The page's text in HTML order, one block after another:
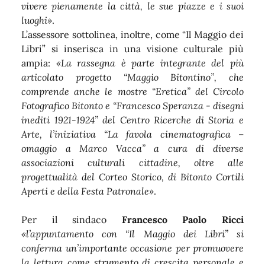
vivere pienamente la città, le sue piazze e i suoi
luoghi».
L’assessore sottolinea, inoltre, come “Il Maggio dei
Libri” si inserisca in una visione culturale più
ampia: «La rassegna è parte integrante del più
articolato progetto “Maggio Bitontino”, che
comprende anche le mostre “Eretica” del Circolo
Fotografico Bitonto e “Francesco Speranza - disegni
inediti 1921-1924” del Centro Ricerche di Storia e
Arte, l’iniziativa “La favola cinematografica –
omaggio a Marco Vacca” a cura di diverse
associazioni culturali cittadine, oltre alle
progettualità del Corteo Storico, di Bitonto Cortili
Aperti e della Festa Patronale».
Per il sindaco Francesco Paolo Ricci
«l’appuntamento con “Il Maggio dei Libri” si
conferma un’importante occasione per promuovere